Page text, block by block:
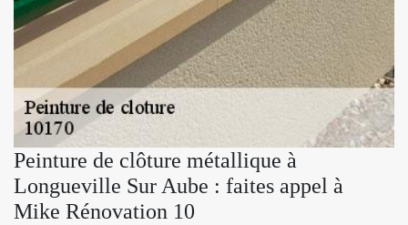
Peinture de clôture métallique à
Longueville Sur Aube : faites appel à
Mike Rénovation 10